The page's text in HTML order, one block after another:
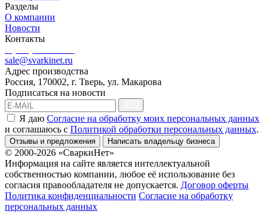
Разделы
О компании
Новости
Контакты
sale@svarkinet.ru
Адрес производства
Россия, 170002, г. Тверь, ул. Макарова
Подписаться на новости
Я даю Согласие на обработку моих персональных данных
и соглашаюсь c Политикой обработки персональных данных.
Отзывы и предложения Написать владельцу бизнеса
© 2000-2026 «СваркиНет»
Информация на сайте является интеллектуальной
собственностью компании, любое её использование без
согласия правообладателя не допускается. Договор оферты
Политика конфиденциальности Согласие на обработку
персональных данных